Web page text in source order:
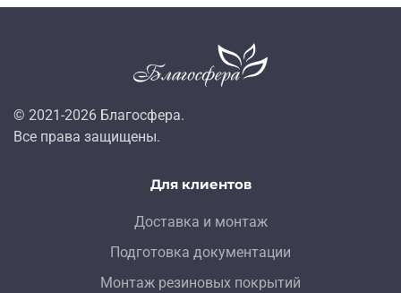
© 2021-2026 Благосфера.
Все права защищены.
Для клиентов
Доставка и монтаж
Подготовка документации
Монтаж резиновых покрытий